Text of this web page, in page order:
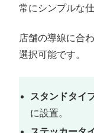
常にシンプルな
店舗の導線に合
選択可能です。
スタンドタイ
に設置。